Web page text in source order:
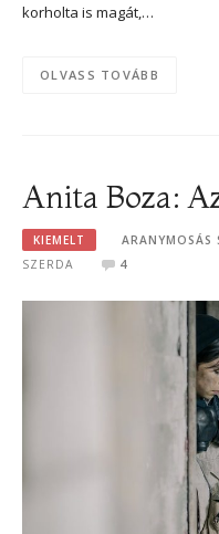
korholta is magát,…
OLVASS TOVÁBB
Anita Boza:
KIEMELT ARANYMOSÁS
SZERDA
4